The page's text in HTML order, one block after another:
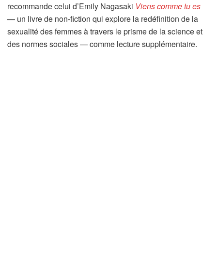
recommande celui d’Emily Nagasaki Viens comme tu es
— un livre de non-fiction qui explore la redéfinition de la
sexualité des femmes à travers le prisme de la science et
des normes sociales — comme lecture supplémentaire.